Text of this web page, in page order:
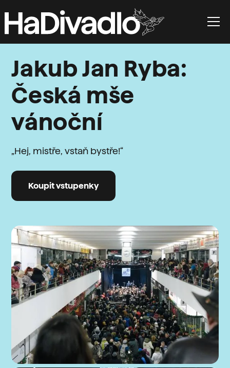
Jakub Jan Ryba:
Česká mše
vánoční
„Hej, mistře, vstaň bystře!“
Koupit vstupenky